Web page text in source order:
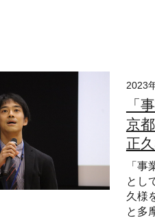
2023
「
京
正
「
とし
久様
と多